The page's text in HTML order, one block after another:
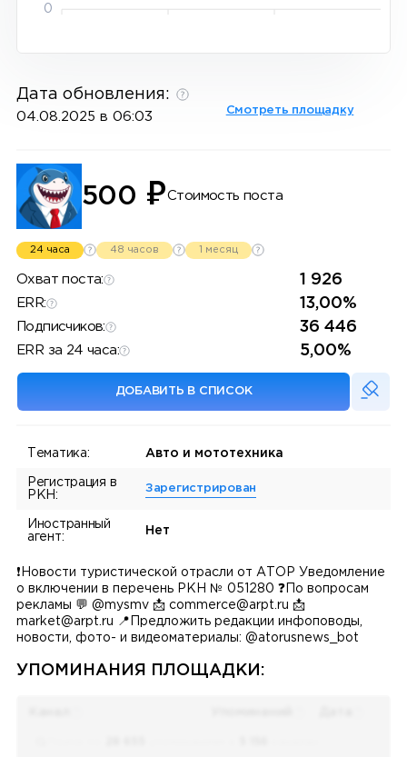
0
Дата обновления:
04.08.2025 в 06:03 Смотреть площадку
500 ₽Стоимость поста
24 часа 48 часов 1 месяц
Охват поста: 1 926
ERR: 13,00%
Подписчиков: 36 446
ERR за 24 часа: 5,00%
ДОБАВИТЬ В СПИСОК
Тематика: Авто и мототехника
Регистрация в
РКН:
Зарегистрирован
Иностранный
агент:
Нет
❗️Новости туристической отрасли от АТОР Уведомление
о включении в перечень РКН № 051280 ❓По вопросам
рекламы 💬 @mysmv 📩 commerce@arpt.ru 📩
market@arpt.ru 📍Предложить редакции инфоповоды,
новости, фото- и видеоматериалы: @atorusnews_bot
УПОМИНАНИЯ ПЛОЩАДКИ: